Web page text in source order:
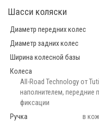
Шасси коляски
Диаметр передних колес
Диаметр задних колес
Ширина колесной базы
Колеса
All-Road Technology от
наполнителем,
фиксации
Ручка
в